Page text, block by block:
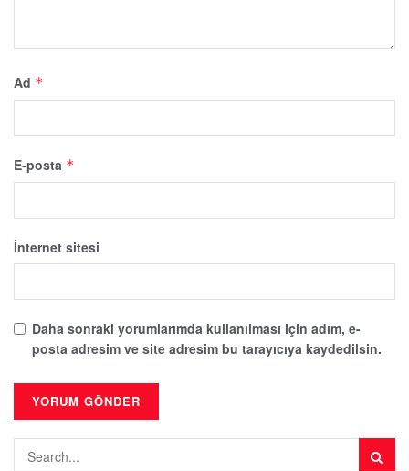
Ad *
E-posta *
İnternet sitesi
Daha sonraki yorumlarımda kullanılması için adım, e-
posta adresim ve site adresim bu tarayıcıya kaydedilsin.